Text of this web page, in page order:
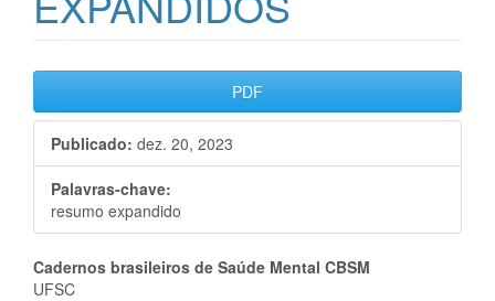
Barra
lateral
de
artigos
PDF
Publicado: dez. 20, 2023
Palavras-chave:
resumo expandido
Conteúdo
Cadernos brasileiros de Saúde Mental CBSM
UFSC